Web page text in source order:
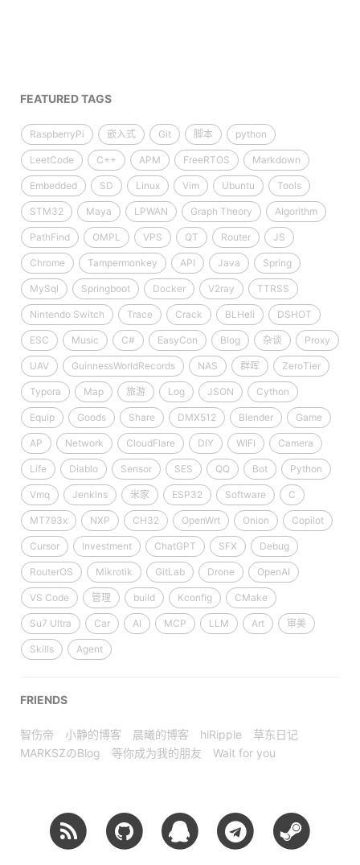
FEATURED TAGS
RaspberryPi 嵌入式 Git 脚本 python
LeetCode C++ APM FreeRTOS Markdown
Embedded SD Linux Vim Ubuntu Tools
STM32 Maya LPWAN Graph Theory Algorithm
PathFind OMPL VPS QT Router JS
Chrome Tampermonkey API Java Spring
MySql Springboot Docker V2ray TTRSS
Nintendo Switch Trace Crack BLHeli DSHOT
ESC Music C# EasyCon Blog 杂谈 Proxy
UAV GuinnessWorldRecords NAS 群晖 ZeroTier
Typora Map 旅游 Log JSON Cython
Equip Goods Share DMX512 Blender Game
AP Network CloudFlare DIY WIFI Camera
Life Diablo Sensor SES QQ Bot Python
Vmq Jenkins 米家 ESP32 Software C
MT793x NXP CH32 OpenWrt Onion Copilot
Cursor Investment ChatGPT SFX Debug
RouterOS Mikrotik GitLab Drone OpenAI
VS Code 管理 build Kconfig CMake
Su7 Ultra Car AI MCP LLM Art 审美
Skills Agent
FRIENDS
智伤帝 小静的博客 晨曦的博客 hiRipple
草东日记
MARKSZのBlog
等你成为我的朋友 Wait for you